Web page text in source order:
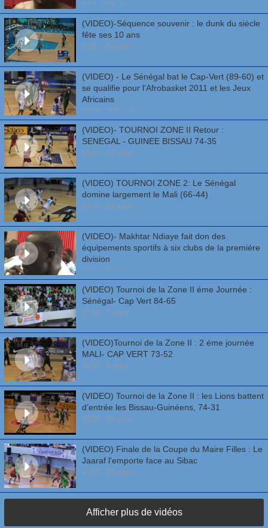
1:17 - 155 vues
(VIDEO)-Séquence souvenir : le dunk du siècle
fête ses 10 ans
2:00 - 174 vues
(VIDEO) - Le Sénégal bat le Cap-Vert (89-60) et
se qualifie pour l'Afrobasket 2011 et les Jeux
Africains
29:15 - 275 vues
(VIDEO)- TOURNOI ZONE II Retour :
SENEGAL - GUINEE BISSAU 74-35
25:39 - 47 vues
(VIDEO) TOURNOI ZONE 2: Le Sénégal
domine largement le Mali (66-44)
27:40 - 33 vues
(VIDEO)- Makhtar Ndiaye fait don des
équipements sportifs à six clubs de la premiére
division
4:03 - 32 vues
(VIDEO) Tournoi de la Zone II éme Journée :
Sénégal- Cap Vert 84-65
27:59 - 7 vues
(VIDEO)Tournoi de la Zone II : 2 éme journée
MALI- CAP VERT 73-52
19:17 - 4 vues
(VIDEO) Tournoi de la Zone II : les Lions battent
d’entrée les Bissau-Guinéens, 74-31
20:19 - 12 vues
(VIDEO) Finale de la Coupe du Maire Filles : Le
Jaaraf l'emporte face au Sibac
41:09 - 69 vues
Afficher plus de vidéos